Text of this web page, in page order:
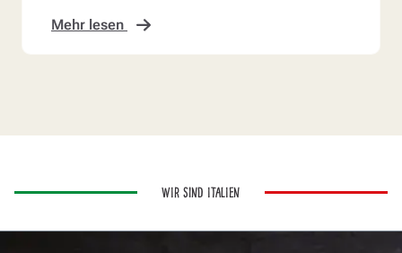
Mehr lesen
WIR SIND ITALIEN